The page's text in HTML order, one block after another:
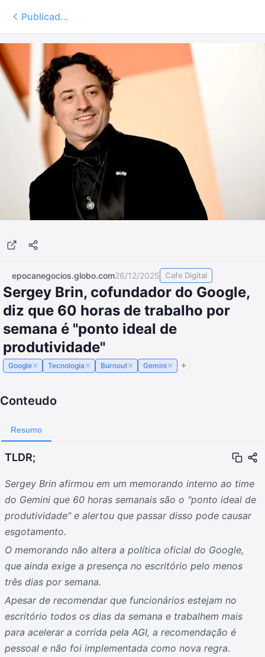
Publicados
epocanegocios.globo.com26/12/2025 Cafe Digital
Sergey Brin, cofundador do Google,
diz que 60 horas de trabalho por
semana é "ponto ideal de
produtividade"
Google× Tecnologia × Burnout× Gemini×
Conteudo
Resumo
TLDR;
Sergey Brin afirmou em um memorando interno ao time
do Gemini que 60 horas semanais são o "ponto ideal de
produtividade" e alertou que passar disso pode causar
esgotamento.
O memorando não altera a política oficial do Google,
que ainda exige a presença no escritório pelo menos
três dias por semana.
Apesar de recomendar que funcionários estejam no
escritório todos os dias da semana e trabalhem mais
para acelerar a corrida pela AGI, a recomendação é
pessoal e não foi implementada como nova regra.